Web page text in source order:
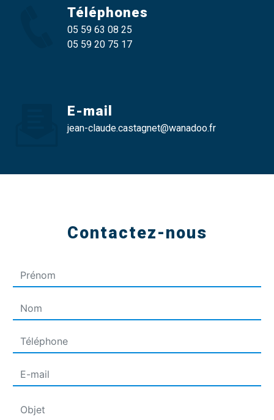
Téléphones
05 59 63 08 25
05 59 20 75 17
E-mail
jean-claude.castagnet@wanadoo.fr
Contactez-nous